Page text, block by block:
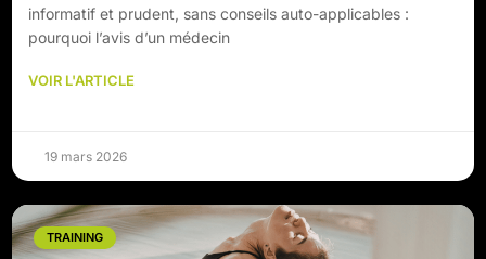
informatif et prudent, sans conseils auto-applicables :
pourquoi l’avis d’un médecin
VOIR L'ARTICLE
19 mars 2026
TRAINING